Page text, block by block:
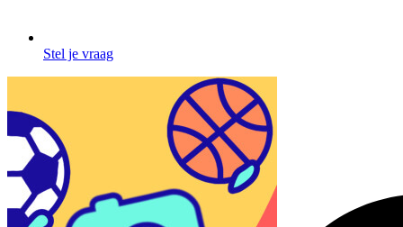
Stel je vraag